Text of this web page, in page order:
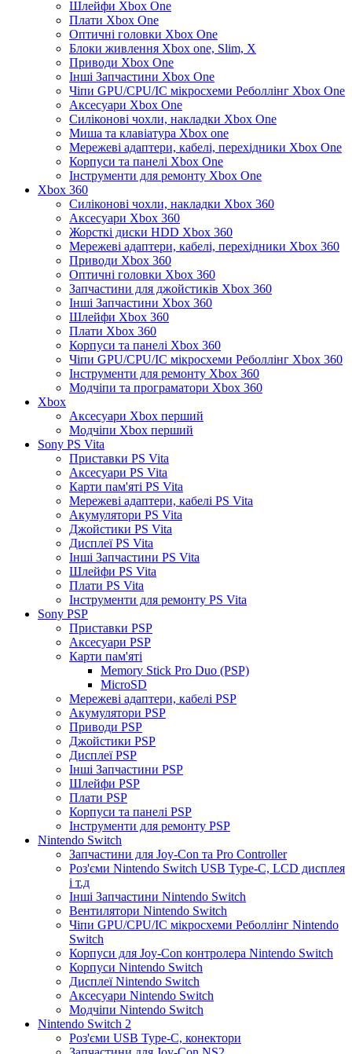
Шлейфи Xbox One
Плати Xbox One
Оптичні головки Xbox One
Блоки живлення Xbox one, Slim, X
Приводи Xbox One
Інші Запчастини Xbox One
Чіпи GPU/CPU/IC мікросхеми Реболлінг Xbox One
Аксесуари Xbox One
Силіконові чохли, накладки Xbox One
Миша та клавіатура Xbox one
Мережеві адаптери, кабелі, перехідники Xbox One
Корпуси та панелі Xbox One
Інструменти для ремонту Xbox One
Xbox 360
Силіконові чохли, накладки Xbox 360
Аксесуари Xbox 360
Жорсткі диски HDD Xbox 360
Мережеві адаптери, кабелі, перехідники Xbox 360
Приводи Xbox 360
Оптичні головки Xbox 360
Запчастини для джойстиків Xbox 360
Інші Запчастини Xbox 360
Шлейфи Xbox 360
Плати Xbox 360
Корпуси та панелі Xbox 360
Чіпи GPU/CPU/IC мікросхеми Реболлінг Xbox 360
Інструменти для ремонту Xbox 360
Модчіпи та програматори Xbox 360
Xbox
Аксесуари Xbox перший
Модчіпи Xbox перший
Sony PS Vita
Приставки PS Vita
Аксесуари PS Vita
Карти пам'яті PS Vita
Мережеві адаптери, кабелі PS Vita
Акумулятори PS Vita
Джойстики PS Vita
Дисплеї PS Vita
Інші Запчастини PS Vita
Шлейфи PS Vita
Плати PS Vita
Інструменти для ремонту PS Vita
Sony PSP
Приставки PSP
Аксесуари PSP
Карти пам'яті
Memory Stick Pro Duo (PSP)
MicroSD
Мережеві адаптери, кабелі PSP
Акумулятори PSP
Приводи PSP
Джойстики PSP
Дисплеї PSP
Інші Запчастини PSP
Шлейфи PSP
Плати PSP
Корпуси та панелі PSP
Інструменти для ремонту PSP
Nintendo Switch
Запчастини для Joy-Con та Pro Controller
Роз'єми Nintendo Switch USB Type-C, LCD дисплея
і т.д
Інші Запчастини Nintendo Switch
Вентилятори Nintendo Switch
Чіпи GPU/CPU/IC мікросхеми Реболлінг Nintendo
Switch
Корпуси для Joy-Con контролера Nintendo Switch
Корпуси Nintendo Switch
Дисплеї Nintendo Switch
Аксесуари Nintendo Switch
Модчіпи Nintendo Switch
Nintendo Switch 2
Роз'єми USB Type-C, конектори